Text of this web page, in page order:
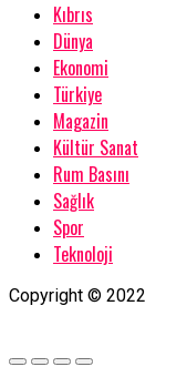
Kıbrıs
Dünya
Ekonomi
Türkiye
Magazin
Kültür Sanat
Rum Basını
Sağlık
Spor
Teknoloji
Copyright © 2022